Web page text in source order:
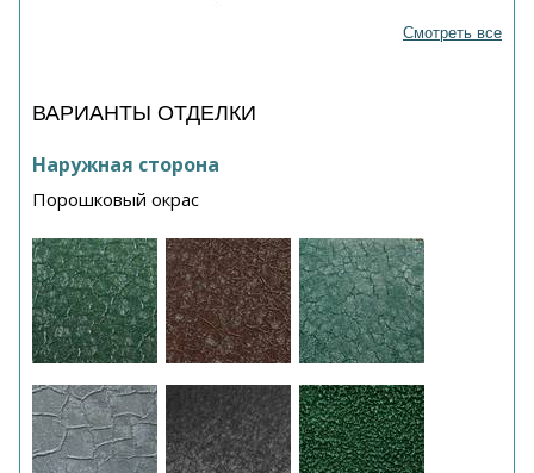
Смотреть все
ВАРИАНТЫ ОТДЕЛКИ
Наружная сторона
Порошковый окрас